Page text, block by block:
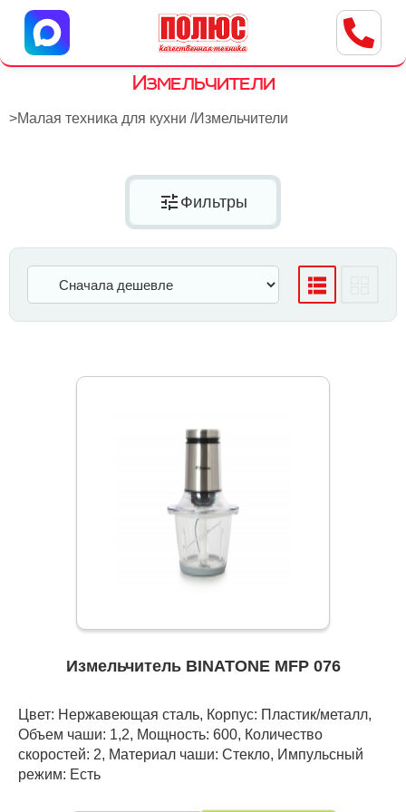
Центр бытовой техники
г. Ульяновск, ул. Пушкарева, 8a
Измельчители
>Малая техника для кухни /Измельчители
tune Фильтры
Измельчитель BINATONE MFP 076
Цвет: Нержавеющая сталь, Корпус: Пластик/металл,
Объем чаши: 1,2, Мощность: 600, Количество
скоростей: 2, Материал чаши: Стекло, Импульсный
режим: Есть